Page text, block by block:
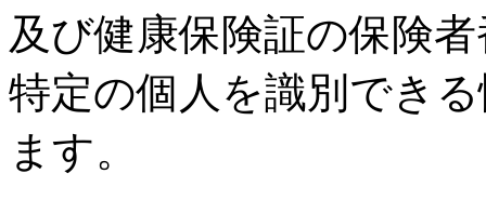
及び健康保険証の保険
特定の個人を識別でき
ます。